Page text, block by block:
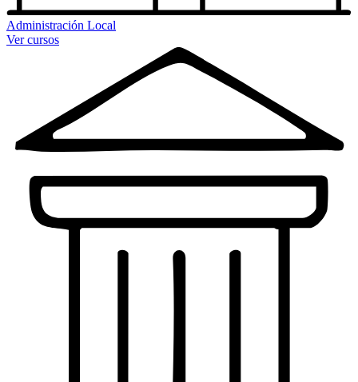
Administración Local
Ver cursos